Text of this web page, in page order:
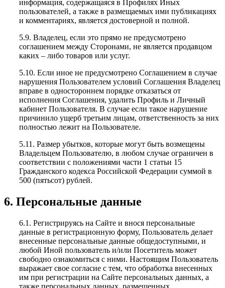
информация, содержащаяся в Профилях Иных
пользователей, а также в размещаемых ими публикациях
и комментариях, является достоверной и полной.
5.9. Владелец, если это прямо не предусмотрено
соглашением между Сторонами, не является продавцом
каких – либо товаров или услуг.
5.10. Если иное не предусмотрено Соглашением в случае
нарушения Пользователем условий Соглашения Владелец
вправе в одностороннем порядке отказаться от
исполнения Соглашения, удалить Профиль и Личный
кабинет Пользователя. В случае если такое нарушение
причинило ущерб третьим лицам, ответственность за них
полностью лежит на Пользователе.
5.11. Размер убытков, которые могут быть возмещены
Владельцем Пользователю, в любом случае ограничен в
соответствии с положениями части 1 статьи 15
Гражданского кодекса Российской Федерации суммой в
500 (пятьсот) рублей.
6. Персональные данные
6.1. Регистрируясь на Сайте и внося персональные
данные в регистрационную форму, Пользователь делает
внесенные персональные данные общедоступными, и
любой Иной пользователь и/или Посетитель может
свободно ознакомиться с ними. Настоящим Пользователь
выражает свое согласие с тем, что обработка внесенных
им при регистрации на Сайте персональных данных, а
также персональных данных, размещенных